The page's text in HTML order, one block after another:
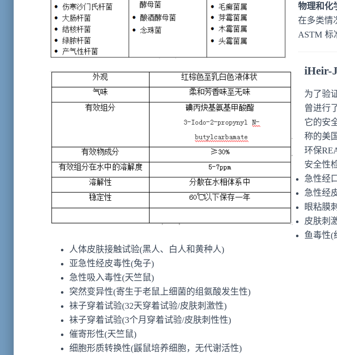
物理和化
在多类情
ASTM 标
iHeir-
为了验
曾进行
它的安
称的美
环保
安全性
急性经
急性经
眼粘膜
皮肤刺
鱼毒性(
人体皮肤接触试验(黑人、白人和黄种人)
亚急性经皮毒性(兔子)
急性吸入毒性(天竺鼠)
突然变异性(寄生于老鼠上细菌的组氨酸发生性)
袜子穿着试验(32天穿着试验/皮肤刺激性)
袜子穿着试验(3个月穿着试验/皮肤刺性性)
催寄形性(天竺鼠)
细胞形质转换性(鼷鼠培养细胞，无代谢活性)